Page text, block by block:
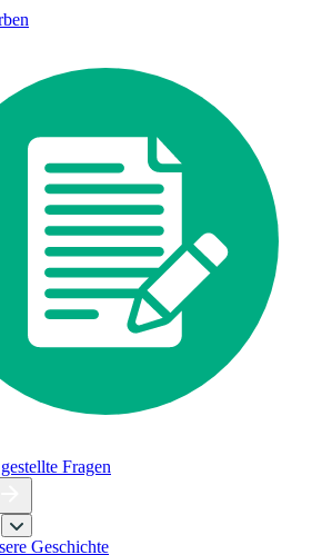
Fragen
Geschichte